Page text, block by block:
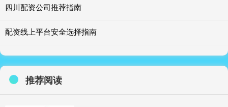
四川配资公司推荐指南
配资线上平台安全选择指南
推荐阅读